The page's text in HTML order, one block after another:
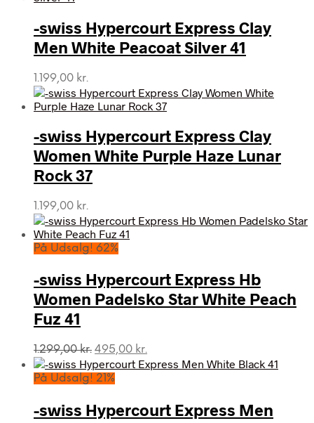
1.199,00 kr..750,00 kr..
-swiss Hypercourt Express Clay
Men White Peacoat Silver 41
1.199,00 kr.
-swiss Hypercourt Express Clay
Women White Purple Haze Lunar
Rock 37
1.199,00 kr.
På Udsalg! 62%
-swiss Hypercourt Express Hb
Women Padelsko Star White Peach
Fuz 41
1.299,00kr. Den
oprindelige
pris
1.299,00 kr..
495,00 kr.
aktuelle
495,00 kr..
På Udsalg! 21%
-swiss Hypercourt Express Men